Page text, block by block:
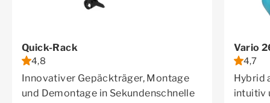
Quick-Rack
4,8
Innovativer Gepäckträger, Montage
und Demontage in Sekundenschnelle
Vario
4,7
Hybrid
intuitiv